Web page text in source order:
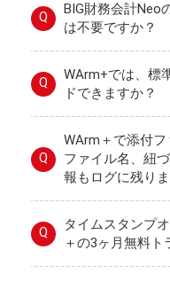
Q
BIG財務会計Neo
は不要ですか？
Q
WArm+では、標
ドできますか？
Q
WArm＋で添付
ファイル名、紐
報もログに残り
Q
タイムスタンプ
＋の3ヶ月無料ト